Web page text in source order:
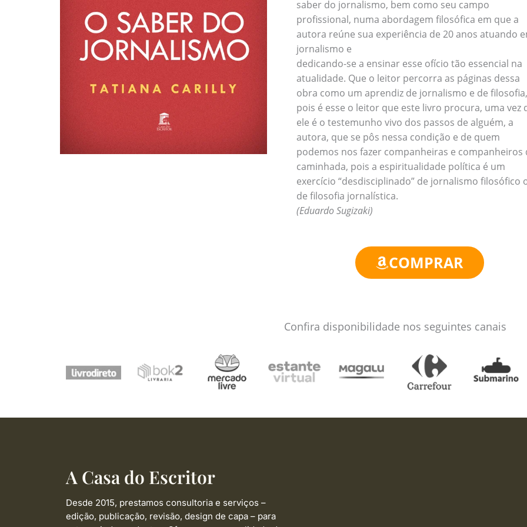
saber do jornalismo, bem como seu campo
profissional, numa abordagem filosófica em que a
autora reúne sua experiência de 20 anos atuando
jornalismo e
dedicando-se a ensinar esse ofício tão essencial na
atualidade. Que o leitor percorra as páginas dessa
obra como um aprendiz de jornalismo e de filosofia,
pois é esse o leitor que este livro procura, uma vez
ele é o testemunho vivo dos passos de alguém, a
autora, que se pôs nessa condição e de quem
podemos nos fazer companheiras e companheiros
caminhada, pois a espiritualidade política é um
exercício “desdisciplinado” de jornalismo filosófico
de filosofia jornalística.
(Eduardo Sugizaki)
COMPRAR
Confira disponibilidade nos seguintes canais
A Casa do Escritor
Desde 2015, prestamos consultoria e serviços –
edição, publicação, revisão, design de capa – para